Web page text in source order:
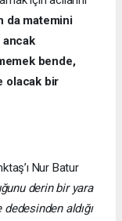
da matemini
ancak
bende,
olacak bir
Nur Batur
derin bir yara
aldığı